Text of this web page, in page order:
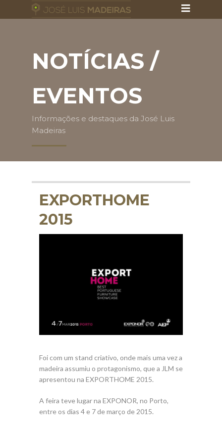
NOTÍCIAS /
EVENTOS
Informações e destaques da José Luis
Madeiras
EXPORTHOME
2015
Foi com um stand criativo, onde mais uma vez a
madeira assumiu o protagonismo, que a JLM se
apresentou na EXPORTHOME 2015.
A feira teve lugar na EXPONOR, no Porto,
entre os dias 4 e 7 de março de 2015.